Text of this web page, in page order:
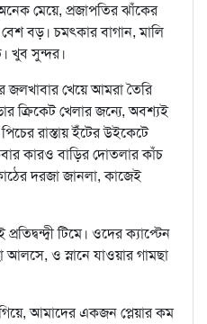
মেয়ে, প্রজাপতির ঝাঁকের
বড়। চমৎকার বাগান, মালি
খুব সুন্দর।
জলখাবার খেয়ে আমরা তৈরি
ক্রিকেট খেলার জন্যে, অবশ্যই
রাস্তায় ইঁটের উইকেটে
কারও বাড়ির দোতলার কাঁচ
দরজা জানলা, কাজেই
টিমে। ওদের ক্যাপ্টেন
আলসে, ও স্নানে যাওয়ার গামছা
আমাদের একজন প্লেয়ার কম